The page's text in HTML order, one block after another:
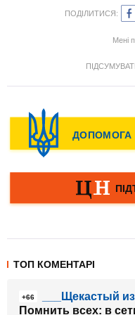
ПОДІЛИТИСЯ:
Мені
ТОП КОМЕНТАРІ
+66
___Щекастый
Помнить всех: в